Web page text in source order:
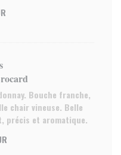
Bouche franche,
chair vineuse. Belle
précis et aromatique.